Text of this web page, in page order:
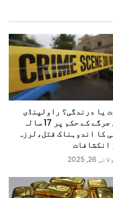
یا درندگی؟ راولپنڈی
میں جرگے کے حکم پر 17 سالہ
کا اندوہناک قتل،لرزہ
انکشافات
26, 2025